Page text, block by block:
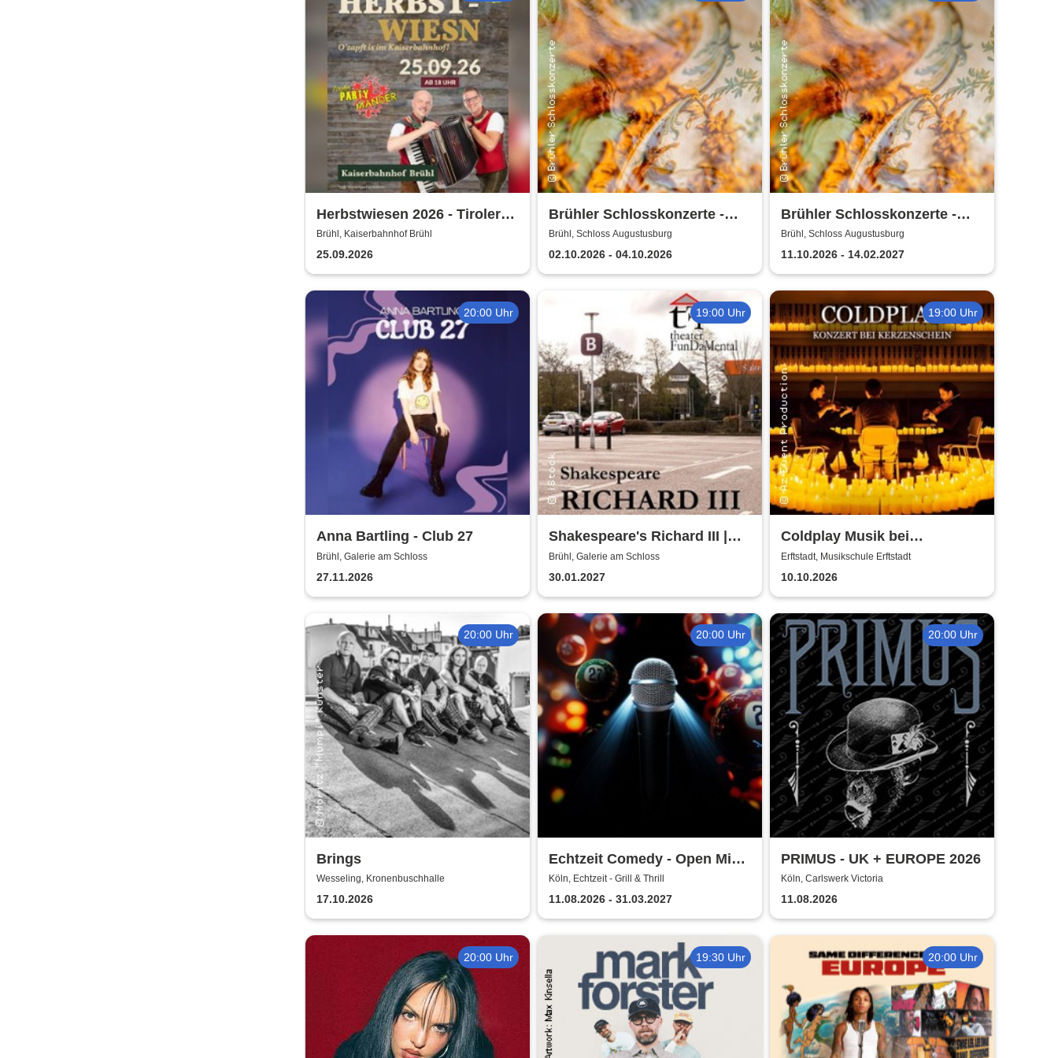
Herbstwiesen 2026 - Tiroler
Partymander live |
Kaiserbahnhof Brühl
Brühl, Kaiserbahnhof Brühl
25.09.2026
Brühler Schlosskonzerte -
Haydn-Festival 2026
Brühl, Schloss Augustusburg
02.10.2026 - 04.10.2026
Brühler Schlosskonzerte -
Bach um vier 2026/27
Brühl, Schloss Augustusburg
11.10.2026 - 14.02.2027
20:00 Uhr
Anna Bartling - Club 27
Brühl, Galerie am Schloss
27.11.2026
19:00 Uhr
Shakespeare's Richard III |
Galerie am Schloss Brühl
Brühl, Galerie am Schloss
30.01.2027
19:00 Uhr
Coldplay Musik bei
Kerzenschein
Erftstadt, Musikschule Erftstadt
10.10.2026
20:00 Uhr
Brings
Wesseling, Kronenbuschhalle
17.10.2026
20:00 Uhr
Echtzeit Comedy - Open Mic
& Bingo
Köln, Echtzeit - Grill & Thrill
11.08.2026 - 31.03.2027
20:00 Uhr
PRIMUS - UK + EUROPE 2026
Köln, Carlswerk Victoria
11.08.2026
20:00 Uhr 19:30 Uhr 20:00 Uhr